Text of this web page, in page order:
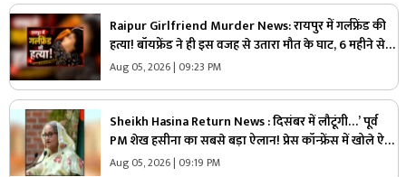
Raipur Girlfriend Murder News: रायपुर में गर्लफ्रेंड की
हत्या! बॉयफ्रेंड ने ही इस वजह से उतारा मौत के घाट, 6 महीने से
रह रहे थे लिव इन में
Aug 05, 2026 | 09:23 PM
Sheikh Hasina Return News : दिसंबर में लौटूंगी…’ पूर्व
PM शेख हसीना का सबसे बड़ा ऐलान! प्रेस कॉन्फ्रेंस में खोले ऐसे
राज, मच सकता है सियासी भूचाल
Aug 05, 2026 | 09:19 PM